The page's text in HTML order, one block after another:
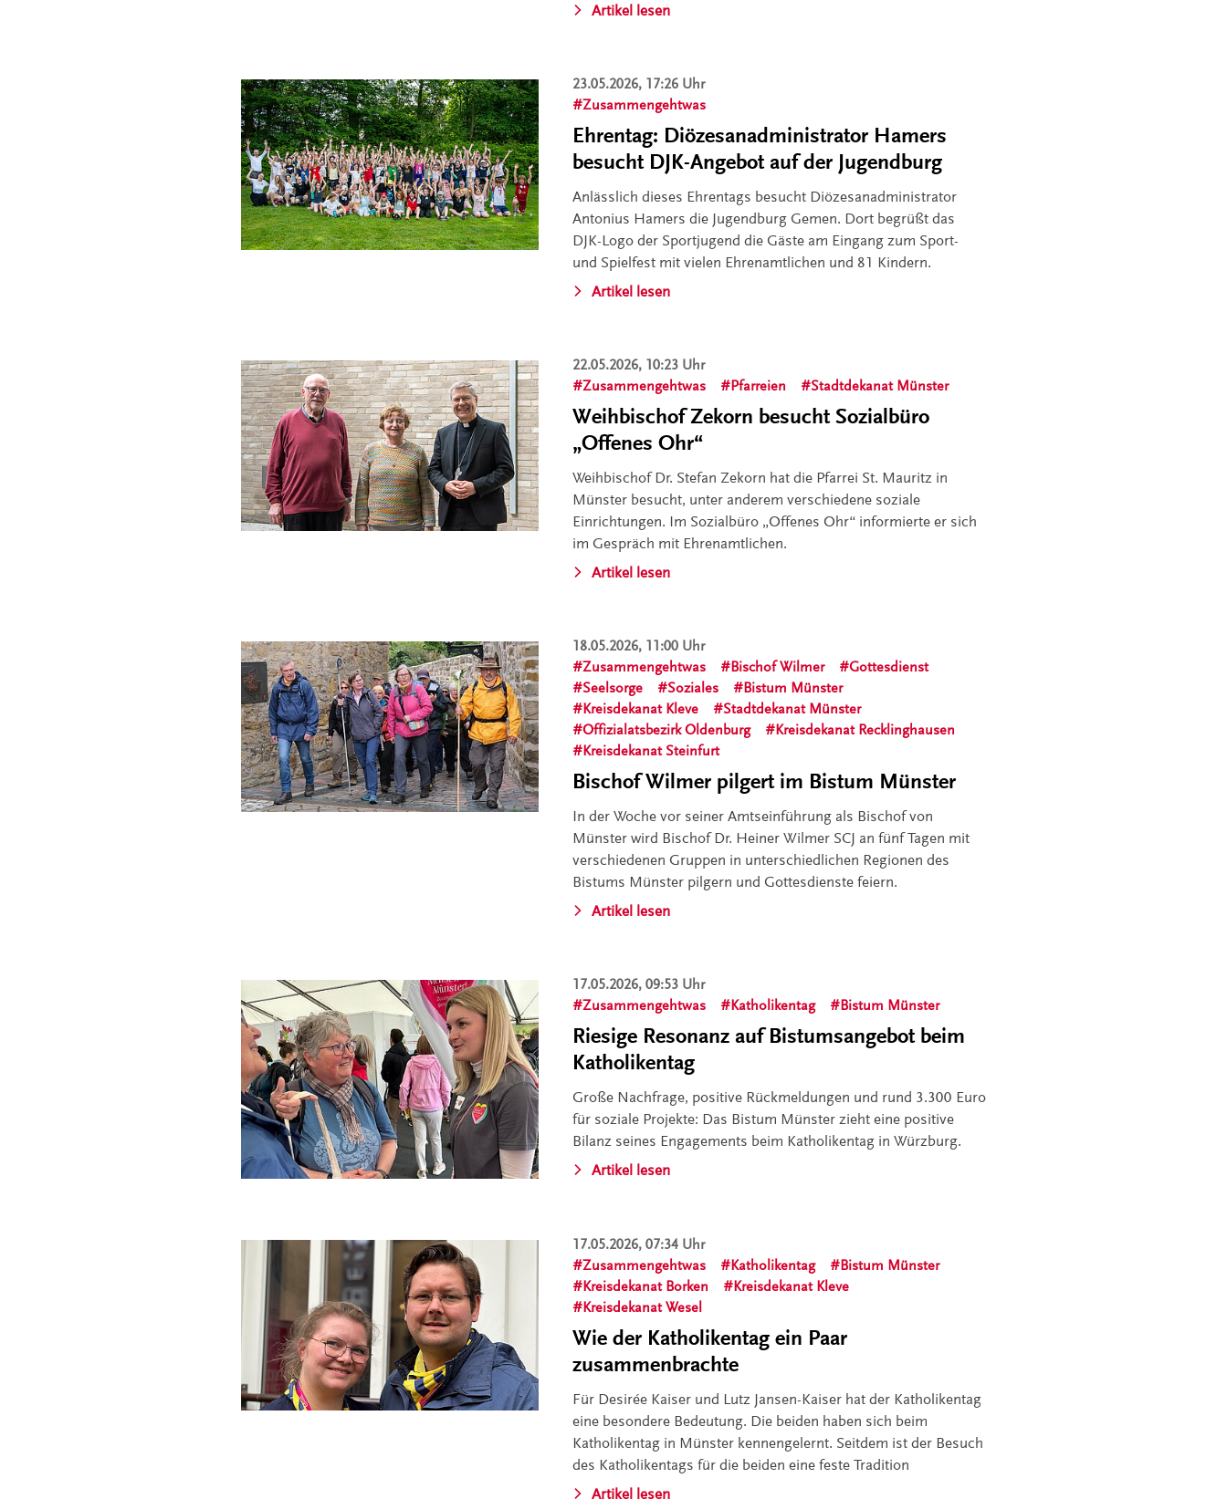
Artikel lesen
23.05.2026, 17:26 Uhr
Zusammengehtwas
Ehrentag: Diözesanadministrator Hamers
besucht DJK-Angebot auf der Jugendburg
Anlässlich dieses Ehrentags besucht Diözesanadministrator
Antonius Hamers die Jugendburg Gemen. Dort begrüßt das
DJK-Logo der Sportjugend die Gäste am Eingang zum Sport-
und Spielfest mit vielen Ehrenamtlichen und 81 Kindern.
Artikel lesen
22.05.2026, 10:23 Uhr
Zusammengehtwas
Pfarreien Stadtdekanat Münster
Weihbischof Zekorn besucht Sozialbüro
„Offenes Ohr“
Weihbischof Dr. Stefan Zekorn hat die Pfarrei St. Mauritz in
Münster besucht, unter anderem verschiedene soziale
Einrichtungen. Im Sozialbüro „Offenes Ohr“ informierte er sich
im Gespräch mit Ehrenamtlichen.
Artikel lesen
18.05.2026, 11:00 Uhr
Zusammengehtwas
Bischof Wilmer
Gottesdienst
Seelsorge
Soziales
Bistum Münster
Kreisdekanat Kleve
Stadtdekanat Münster
Offizialatsbezirk Oldenburg
Kreisdekanat Recklinghausen
Kreisdekanat Steinfurt
Bischof Wilmer pilgert im Bistum Münster
In der Woche vor seiner Amtseinführung als Bischof von
Münster wird Bischof Dr. Heiner Wilmer SCJ an fünf Tagen mit
verschiedenen Gruppen in unterschiedlichen Regionen des
Bistums Münster pilgern und Gottesdienste feiern.
Artikel lesen
17.05.2026, 09:53 Uhr
Zusammengehtwas
Katholikentag Bistum Münster
Riesige Resonanz auf Bistumsangebot beim
Katholikentag
Große Nachfrage, positive Rückmeldungen und rund 3.300 Euro
für soziale Projekte: Das Bistum Münster zieht eine positive
Bilanz seines Engagements beim Katholikentag in Würzburg.
Artikel lesen
17.05.2026, 07:34 Uhr
Zusammengehtwas
Katholikentag
Bistum Münster
Kreisdekanat Borken
Kreisdekanat Kleve
Kreisdekanat Wesel
Wie der Katholikentag ein Paar
zusammenbrachte
Für Desirée Kaiser und Lutz Jansen-Kaiser hat der Katholikentag
eine besondere Bedeutung. Die beiden haben sich beim
Katholikentag in Münster kennengelernt. Seitdem ist der Besuch
des Katholikentags für die beiden eine feste Tradition
Artikel lesen